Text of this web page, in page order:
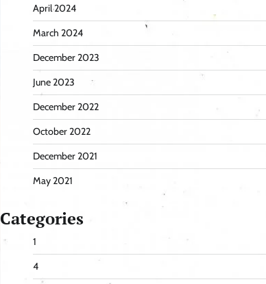
April 2024
March 2024
December 2023
June 2023
December 2022
October 2022
December 2021
May 2021
Categories
1
4